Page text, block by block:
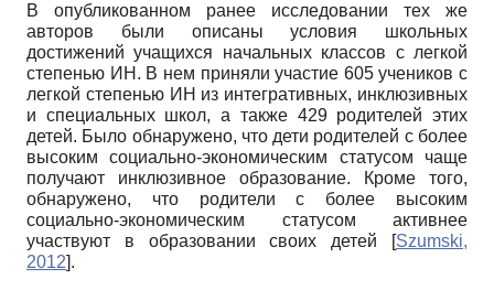
В опубликованном ранее исследовании тех же
авторов были описаны условия школьных
достижений учащихся начальных классов с легкой
степенью ИН. В нем приняли участие 605 учеников с
легкой степенью ИН из интегративных, инклюзивных
и специальных школ, а также 429 родителей этих
детей. Было обнаружено, что дети родителей с более
высоким социально-экономическим статусом чаще
получают ин­клюзивное образование. Кроме того,
обнаружено, что родители с более высоким
социально-экономическим статусом активнее
участвуют в образовании своих детей
[Szumski,
2012].